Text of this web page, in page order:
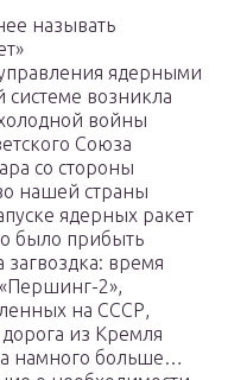
называть
ядерными
системе возникла
войны
Союза
со стороны
нашей страны
ядерных ракет
было прибыть
время
«Першинг-2»,
на СССР,
дорога из Кремля
намного больше…